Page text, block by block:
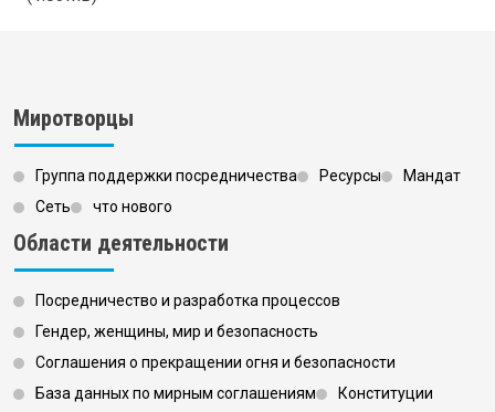
Миротворцы
Группа поддержки посредничества Ресурсы
Мандат
Сеть
что нового
Области деятельности
Посредничество и разработка процессов
Гендер, женщины, мир и безопасность
Соглашения о прекращении огня и безопасности
База данных по мирным соглашениям
Конституции